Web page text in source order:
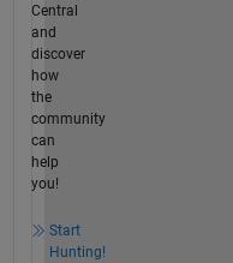
Central
and
discover
how
the
community
can
help
you!
Start
Hunting!